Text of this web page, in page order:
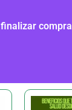
finalizar compra
Rango